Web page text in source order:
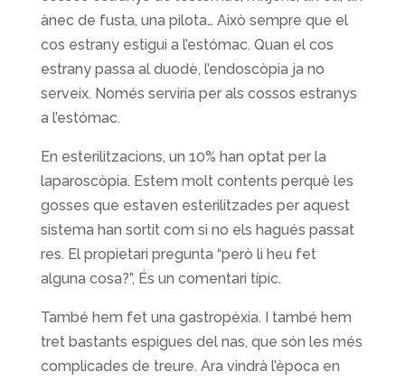
ànec de fusta, una pilota… Això sempre que el
cos estrany estigui a l’estómac. Quan el cos
estrany passa al duodè, l’endoscòpia ja no
serveix. Només serviria per als cossos estranys
a l’estómac.
En esterilitzacions, un 10% han optat per la
laparoscòpia. Estem molt contents perquè les
gosses que estaven esterilitzades per aquest
sistema han sortit com si no els hagués passat
res. El propietari pregunta “però li heu fet
alguna cosa?”, És un comentari típic.
També hem fet una gastropèxia. I també hem
tret bastants espigues del nas, que són les més
complicades de treure. Ara vindrà l’època en